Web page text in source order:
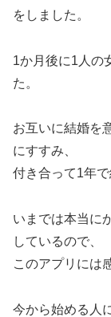
をしました。
1か月後に1人の
た。
お互いに結婚を
にすすみ、
付き合って1年で
いまでは本当に
しているので、
このアプリには
今から始める人